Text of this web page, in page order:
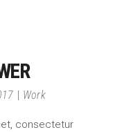
Work
consectetur